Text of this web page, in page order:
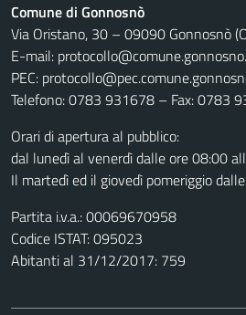
Comune di Gonnosnò
Via Oristano, 30 – 09090 Gonnosnò
E-mail:
PEC:
Telefono: 0783 931678 – Fax: 0783
Orari di apertura al pubblico:
dal lunedì al venerdì dalle ore 08:00
Il martedì ed il giovedì pomeriggio
Partita i.v.a.: 00069670958
Codice ISTAT: 095023
Abitanti al 31/12/2017: 759